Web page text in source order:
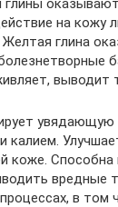
глины
на кожу
глина
выводит
увядающую
калием.
коже.
вредные
в том